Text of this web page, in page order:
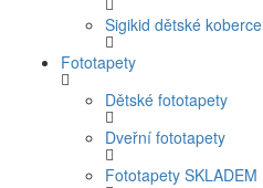
Sigikid dětské koberce
Fototapety
Dětské fototapety
Dveřní fototapety
Fototapety SKLADEM